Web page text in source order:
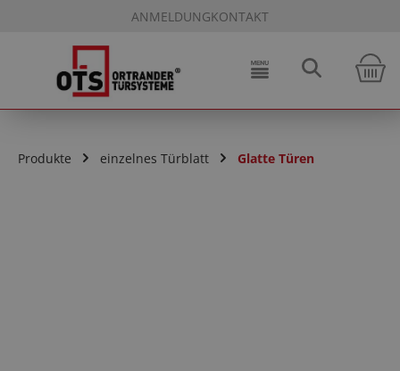
Zum Hauptinhalt springen
ANMELDUNGKONTAKT
Produkte einzelnes Türblatt Glatte Türen